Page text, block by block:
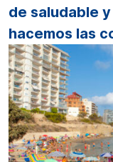
de saludable
hacemos las